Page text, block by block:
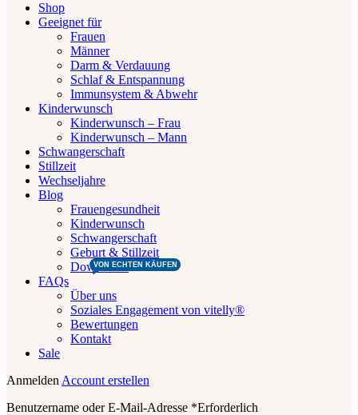
Shop
Geeignet für
Frauen
Männer
Darm & Verdauung
Schlaf & Entspannung
Immunsystem & Abwehr
Kinderwunsch
Kinderwunsch – Frau
Kinderwunsch – Mann
Schwangerschaft
Stillzeit
Wechseljahre
Blog
Frauengesundheit
Kinderwunsch
Schwangerschaft
Geburt & Stillzeit
Downloads
FAQs
Über uns
Soziales Engagement von vitelly®
Bewertungen
Kontakt
Sale
Anmelden Account erstellen
Benutzername oder E-Mail-Adresse *Erforderlich
NEU UND STARK
VON ECHTEN KÄUFEN